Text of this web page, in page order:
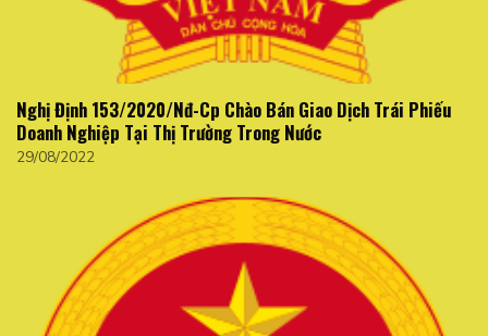
Nghị Định 153/2020/Nđ-Cp Chào Bán Giao Dịch Trái Phiếu
Doanh Nghiệp Tại Thị Trường Trong Nước
29/08/2022